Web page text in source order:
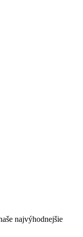
najvýhodnejšie